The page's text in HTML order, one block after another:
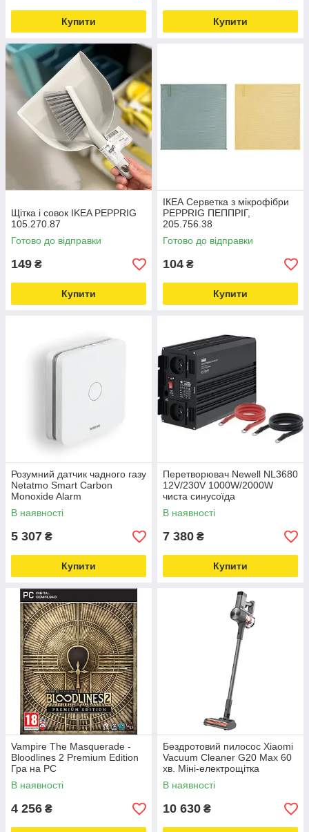
Купити Купити
Щітка і совок IKEA PEPPRIG
105.270.87
Готово до відправки
149 ₴
Купити
ІКЕА Серветка з мікрофібри
PEPPRIG ПЕППРІГ,
205.756.38
Готово до відправки
104 ₴
Купити
Розумний датчик чадного газу
Netatmo Smart Carbon
Monoxide Alarm
В наявності
5 307 ₴
Купити
Перетворювач Newell NL3680
12V/230V 1000W/2000W
чиста синусоїда
В наявності
7 380 ₴
Купити
Vampire The Masquerade -
Bloodlines 2 Premium Edition
Гра на PC
В наявності
4 256 ₴
Бездротовий пилосос Xiaomi
Vacuum Cleaner G20 Max 60
хв. Міні-електрощітка
В наявності
10 630 ₴